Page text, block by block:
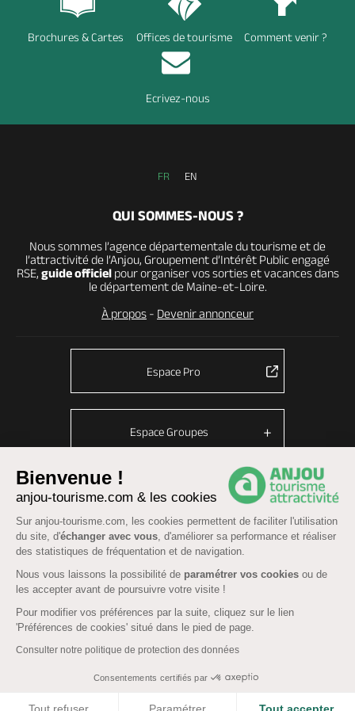
Bienvenue !
anjou-tourisme.com & les cookies
Sur anjou-tourisme.com, les cookies permettent de faciliter l'utilisation
du site, d'échanger avec vous, d'améliorer sa performance et réaliser
des statistiques de fréquentation et de navigation.
Nous vous laissons la possibilité de paramétrer vos cookies ou de
les accepter avant de poursuivre votre visite !
Pour modifier vos préférences par la suite, cliquez sur le lien
'Préférences de cookies' situé dans le pied de page.
Consulter notre politique de protection des données
Consentements certifiés par
Brochures & Cartes Offices de tourisme Comment venir ?
Ecrivez-nous
FR EN
QUI SOMMES-NOUS ?
Nous sommes l’agence départementale du tourisme et de
l’attractivité de l’Anjou, Groupement d’Intérêt Public engagé
RSE, guide officielpour organiser vos sorties et vacances dans
le département de Maine-et-Loire.
À propos - Devenir annonceur
Espace Pro
Espace Groupes
© Anjou tourisme 2026 -Plan du site-Fonctionnement du site
Mentions légales Données personnelles
CGU Réservation-Accessibilité : partiellement conforme